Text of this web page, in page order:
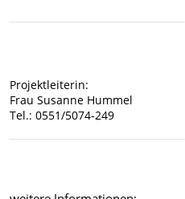
Projektleiterin:
Frau Susanne Hummel
Tel.: 0551/5074-249